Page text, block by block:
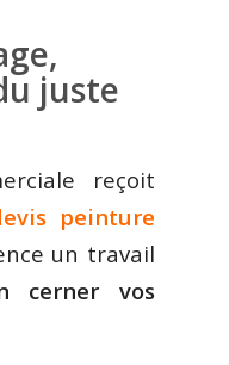
juste
reçoit
peinture
un travail
cerner vos